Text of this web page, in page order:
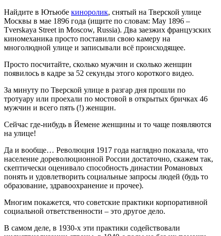
Найдите в Ютьюбе киноролик, снятый на Тверской улице
Москвы в мае 1896 года (ищите по словам: May 1896 –
Tverskaya Street in Moscow, Russia). Два заезжих французских
киномеханика просто поставили свою камеру на
многолюдной улице и записывали всё происходящее.
Просто посчитайте, сколько мужчин и сколько женщин
появилось в кадре за 52 секунды этого короткого видео.
За минуту по Тверской улице в разгар дня прошли по
тротуару или проехали по мостовой в открытых бричках 46
мужчин и всего пять (!) женщин.
Сейчас где-нибудь в Йемене женщины и то чаще появляются
на улице!
Да и вообще… Революция 1917 года наглядно показала, что
население дореволюционной России достаточно, скажем так,
скептически оценивало способность династии Романовых
понять и удовлетворить социальные запросы людей (будь то
образование, здравоохранение и прочее).
Многим покажется, что советские практики корпоративной
социальной ответственности – это другое дело.
В самом деле, в 1930-х эти практики содействовали